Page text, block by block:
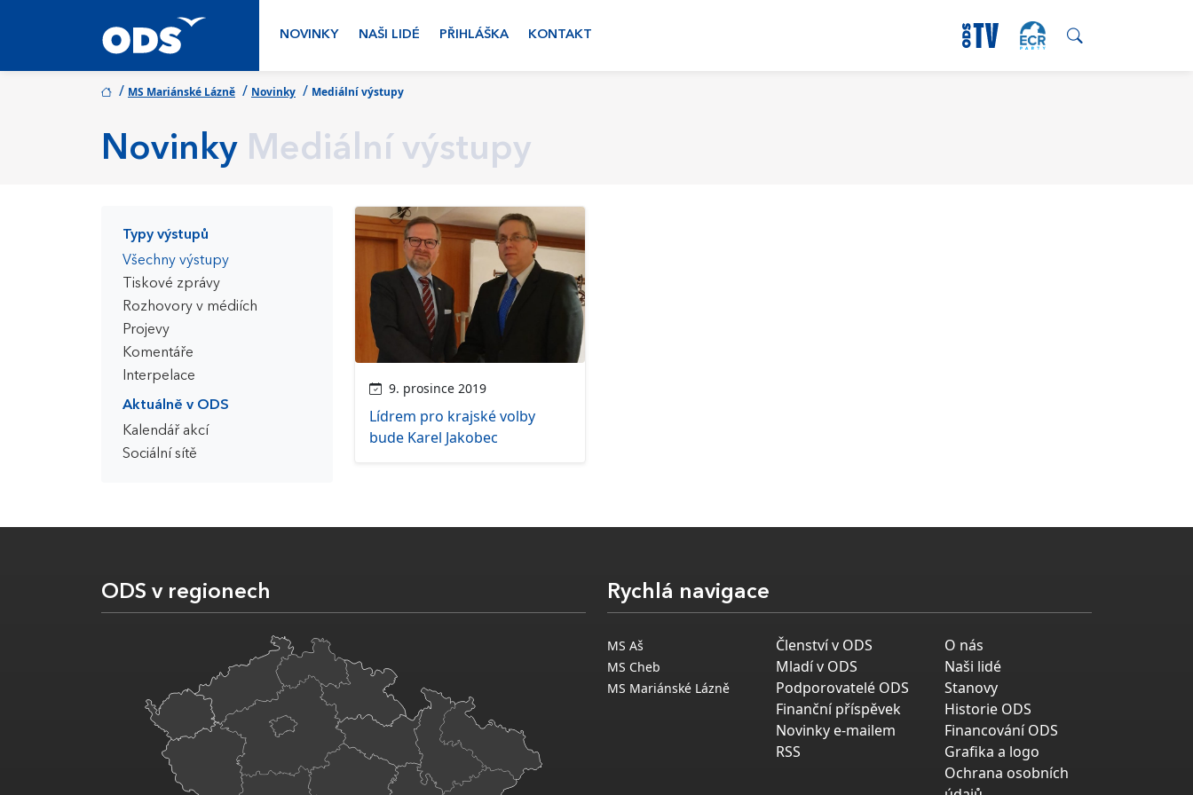
NOVINKY NAŠI LIDÉ PŘIHLÁŠKA KONTAKT
/ MS Mariánské Lázně / Novinky / Mediální výstupy
Novinky Mediální výstupy
Typy výstupů
Všechny výstupy
Tiskové zprávy
Rozhovory v médiích
Projevy
Komentáře
Interpelace
Aktuálně v ODS
Kalendář akcí
Sociální sítě
9. prosince 2019
Lídrem pro krajské volby
bude Karel Jakobec
ODS v regionech Rychlá navigace
MS Aš
MS Cheb
MS Mariánské Lázně
Členství v ODS
Mladí v ODS
Podporovatelé ODS
Finanční příspěvek
Novinky e-mailem
RSS
O nás
Naši lidé
Stanovy
Historie ODS
Financování ODS
Grafika a logo
Ochrana osobních